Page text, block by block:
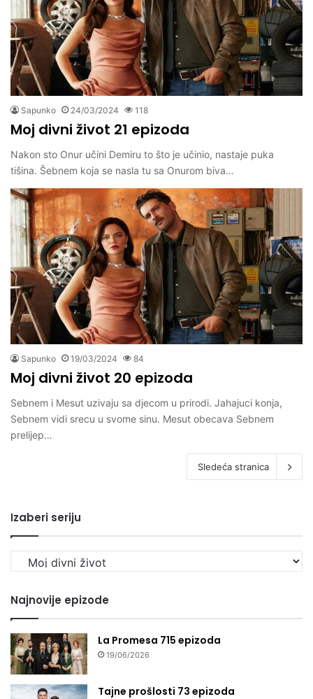
Sapunko 24/03/2024 118
Moj divni život 21 epizoda
Nakon sto Onur učini Demiru to što je učinio, nastaje puka
tišina. Šebnem koja se nasla tu sa Onurom biva…
Sapunko 19/03/2024 84
Moj divni život 20 epizoda
Sebnem i Mesut uzivaju sa djecom u prirodi. Jahajuci konja,
Sebnem vidi srecu u svome sinu. Mesut obecava Sebnem
prelijep…
Sledeća stranica
Izaberi seriju
Izaberi
seriju
Najnovije epizode
La Promesa 715 epizoda
19/06/2026
Tajne prošlosti 73 epizoda